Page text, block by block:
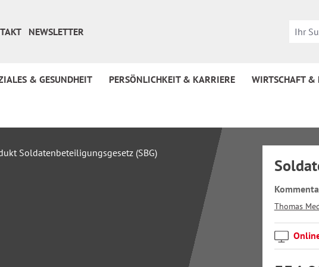
NEWSLETTER
& GESUNDHEIT PERSÖNLICHKEIT & KARRIERE WIRTSCHAFT
Thomas